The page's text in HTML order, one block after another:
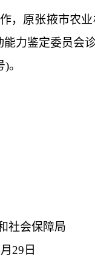
，原张掖市农
能力鉴定委员会
)。
社会保障局
月 29 日